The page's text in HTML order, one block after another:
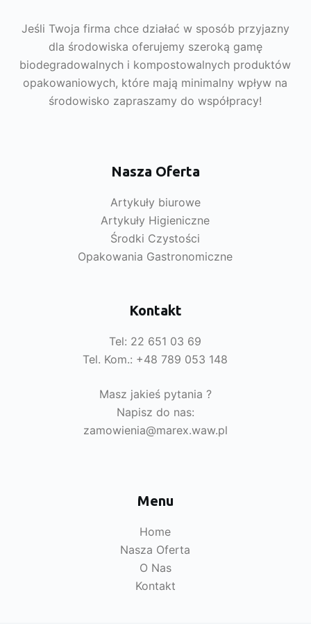
Jeśli Twoja firma chce działać w sposób przyjazny
dla środowiska oferujemy szeroką gamę
biodegradowalnych i kompostowalnych produktów
opakowaniowych, które mają minimalny wpływ na
środowisko zapraszamy do współpracy!
Nasza Oferta
Artykuły biurowe
Artykuły Higieniczne
Środki Czystości
Opakowania Gastronomiczne
Kontakt
Tel: 22 651 03 69
Tel. Kom.: +48 789 053 148
Masz jakieś pytania ?
Napisz do nas:
zamowienia@marex.waw.pl
Menu
Home
Nasza Oferta
O Nas
Kontakt